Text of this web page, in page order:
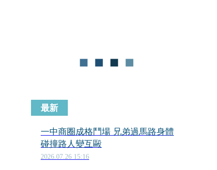
最新
一中商圈成格鬥場 兄弟過馬路身體
碰撞路人變互毆
2026.07.26 15:16